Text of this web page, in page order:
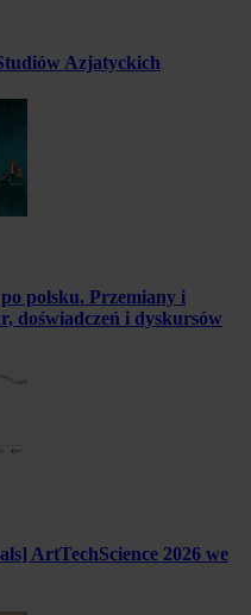
Azjatyckich
po polsku. Przemiany i
doświadczeń i dyskursów
ArtTechScience 2026 we